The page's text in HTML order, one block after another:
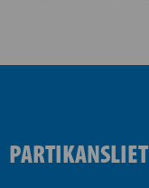
PARTIKANSLIET